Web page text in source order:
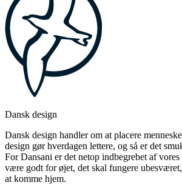
Dansk design
Dansk design handler om at placere
design gør hverdagen lettere, og så er det
For Dansani er det netop indbegrebet af
være godt for øjet, det skal fungere
at komme hjem.